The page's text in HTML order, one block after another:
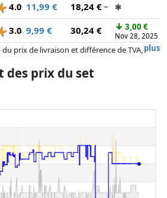
4.0 11,99 € 18,24 €~ ✱
3.0 9,99 € 30,24 € ↓ 3,00 €
Nov 28, 2025
plus
prix de livraison et différence de TVA,
avoir changé depuis la dernière mise
basé sur le prix, la rémunération des
des prix du set